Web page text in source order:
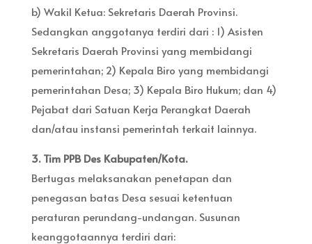
b) Wakil Ketua: Sekretaris Daerah Provinsi.
Sedangkan anggotanya terdiri dari : 1) Asisten
Sekretaris Daerah Provinsi yang membidangi
pemerintahan; 2) Kepala Biro yang membidangi
pemerintahan Desa; 3) Kepala Biro Hukum; dan 4)
Pejabat dari Satuan Kerja Perangkat Daerah
dan/atau instansi pemerintah terkait lainnya.
3. Tim PPB Des Kabupaten/Kota.
Bertugas melaksanakan penetapan dan
penegasan batas Desa sesuai ketentuan
peraturan perundang-undangan. Susunan
keanggotaannya terdiri dari: